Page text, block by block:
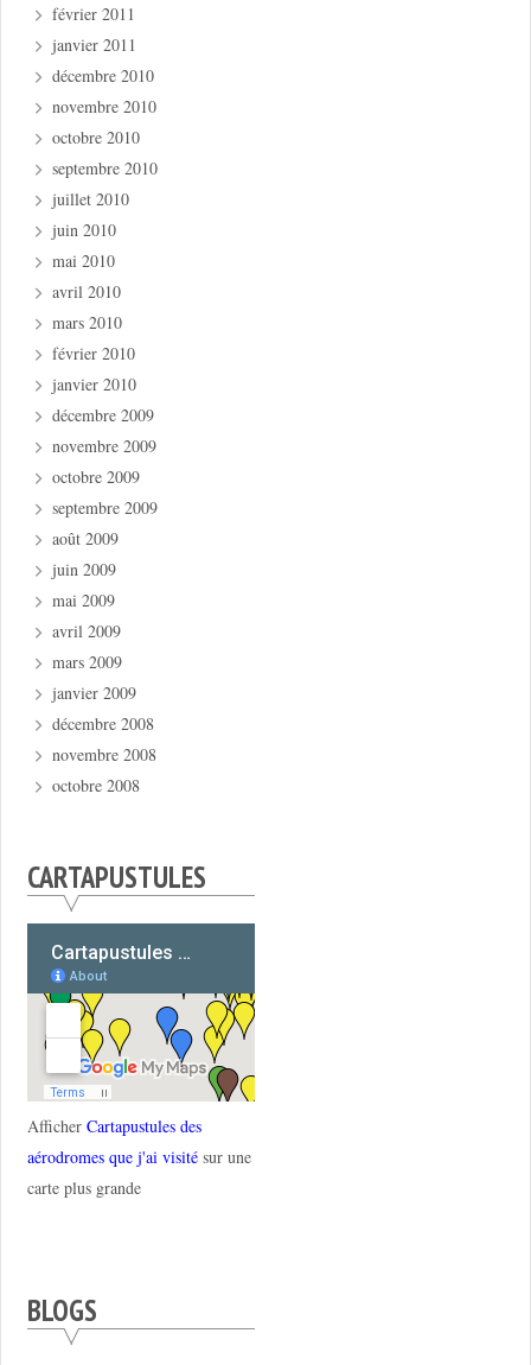
février 2011
janvier 2011
décembre 2010
novembre 2010
octobre 2010
septembre 2010
juillet 2010
juin 2010
mai 2010
avril 2010
mars 2010
février 2010
janvier 2010
décembre 2009
novembre 2009
octobre 2009
septembre 2009
août 2009
juin 2009
mai 2009
avril 2009
mars 2009
janvier 2009
décembre 2008
novembre 2008
octobre 2008
CARTAPUSTULES
Afficher Cartapustules des
aérodromes que j'ai visitésur une
carte plus grande
BLOGS